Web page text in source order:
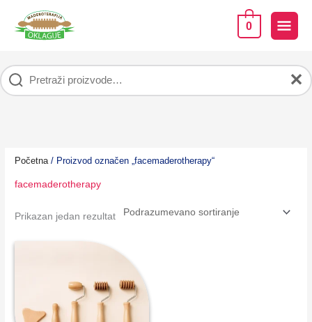
sadržaj
0
✕
Početna / Proizvod označen „facemaderotherapy“
facemaderotherapy
Prikazan jedan rezultat